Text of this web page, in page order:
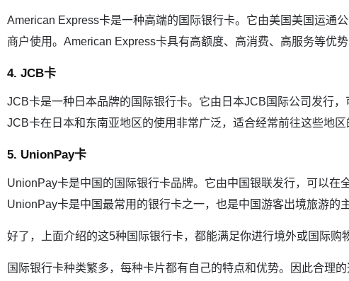
American Express卡是一种高端的国际银行卡。它由美国美国运通
商户使用。American Express卡具有高额度、高消费、高服务等优势
4. JCB卡
JCB卡是一种日本品牌的国际银行卡。它由日本JCB国际公司发行
JCB卡在日本和东南亚地区的使用非常广泛，适合经常前往这些地区
5. UnionPay卡
UnionPay卡是中国的国际银行卡品牌。它由中国银联发行，可以在
UnionPay卡是中国最常用的银行卡之一，也是中国游客出境旅游的
好了，上面介绍的这5种国际银行卡，都能满足你进行境外或国际购
国际银行卡种类繁多，每种卡片都有自己的特点和优势。因此合理